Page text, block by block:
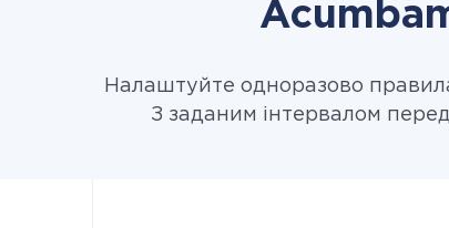
Налаштуйте одноразово
З заданим інтервалом